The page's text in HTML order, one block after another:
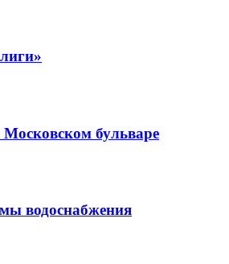
бульваре
водоснабжения